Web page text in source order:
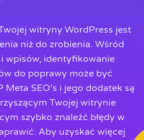
witryny WordPress jest
niż do zrobienia. Wśród
wpisów, identyfikowanie
do poprawy może być
SEO’s i jego dodatek są
Twojej witrynie
szybko znaleźć błędy w
Aby uzyskać więcej